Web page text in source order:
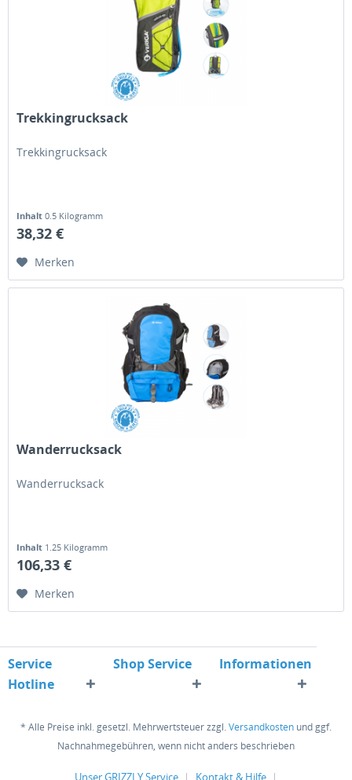
Trekkingrucksack
Trekkingrucksack
Inhalt0.5 Kilogramm
38,32 €
Merken
Wanderrucksack
Wanderrucksack
Inhalt 1.25 Kilogramm
106,33 €
Merken
Service
Hotline
Shop Service Informationen
* Alle Preise inkl. gesetzl. Mehrwertsteuer zzgl.Versandkosten und ggf.
Nachnahmegebühren, wenn nicht anders beschrieben
Unser GRIZZLY Service Kontakt & Hilfe